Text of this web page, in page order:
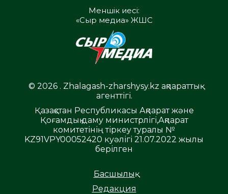
Меншік иесі:
«Сыр медиа» ЖШС
© 2026 . Zhalagash-zharshysy.kz ақпараттық
агенттігі.
Қазақстан Республикасы Ақпарат және
Қоғамдық даму министрлігі,Ақпарат
комитетінің тіркеу туралы №
KZ91VPY00052420 куәлігі 21.07.2022 жылы
берілген
Басшылық
Редакция